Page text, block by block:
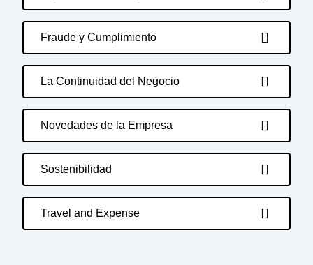
Fraude y Cumplimiento
La Continuidad del Negocio
Novedades de la Empresa
Sostenibilidad
Travel and Expense